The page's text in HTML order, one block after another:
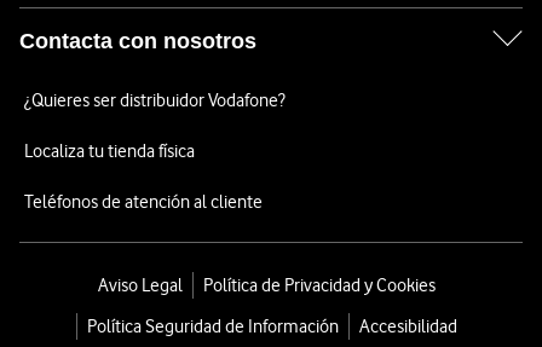
Contacta con nosotros
¿Quieres ser distribuidor Vodafone?
Localiza tu tienda física
Teléfonos de atención al cliente
Aviso Legal
Política de Privacidad y Cookies
Política Seguridad de Información
Accesibilidad